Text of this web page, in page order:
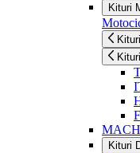
Kituri
Kituri